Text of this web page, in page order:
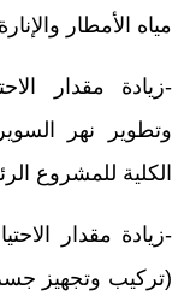
مياه الأمطار
-زيادة مقدار
وتطوير نهر
الكلية للمشروع
-زيادة مقدار
(تركيب وتجهيز